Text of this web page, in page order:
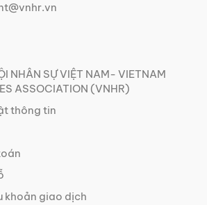
NHÂN SỰ VIỆT NAM- VIETNAM
ASSOCIATION (VNHR)
thông tin
khoản giao dịch